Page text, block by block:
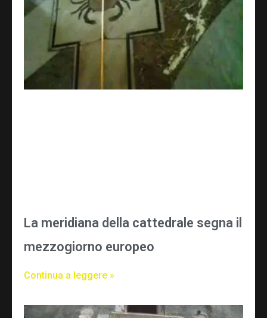
La meridiana della cattedrale segna il
mezzogiorno europeo
Continua a leggere »